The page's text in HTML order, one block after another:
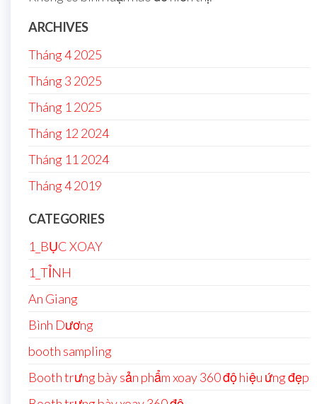
ARCHIVES
Tháng 4 2025
Tháng 3 2025
Tháng 1 2025
Tháng 12 2024
Tháng 11 2024
Tháng 4 2019
CATEGORIES
1_BỤC XOAY
1_TỈNH
An Giang
Bình Dương
booth sampling
Booth trưng bày sản phẩm xoay 360 độ hiệu ứng đẹp